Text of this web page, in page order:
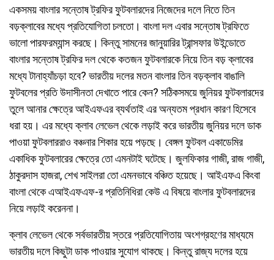
একসময় বাংলার সন্তোষ ট্রফির ফুটবলারদের নিজেদের দলে নিতে তিন
বড়ক্লাবের মধ্যে প্রতিযোগিতা চলতো। বাংলা দল এবার সন্তোষ ট্রফিতে
ভালো পারফরম্যান্স করছে। কিন্তু সামনের জানুয়ারির ট্রান্সফার উইন্ডোতে
বাংলার সন্তোষ ট্রফির দল থেকে কতজন ফুটবলারকে নিয়ে তিন বড় ক্লাবের
মধ্যে টানাহ্যাঁচড়া হবে? ভারতীয় দলের মতন বাংলার তিন বড়ক্লাব বাঙালি
ফুটবলের প্রতি উদাসীনতা দেখাতে পারে কেন? সঠিকসময়ে জুনিয়র ফুটবলারদের
তুলে আনার ক্ষেত্রে আইএফএর ব্যর্থতাই এর অন্যতম প্রধান কারণ হিসেবে
ধরা হয়। এর মধ্যে ক্লাব লেভেল থেকে লড়াই করে ভারতীয় জুনিয়র দলে ডাক
পাওয়া ফুটবলাররাও বঞ্চনার শিকার হয়ে পড়ছে। বেঙ্গল ফুটবল একাডেমির
একাধিক ফুটবলারের ক্ষেত্রে তো এমনটাই ঘটেছে। জুলফিকার গাজী, রাজ গাজী,
ঠাকুরদাস হাজরা, শেখ সাইলরা তো এমনভাবে বঞ্চিত হয়েছে। আইএফএ কিংবা
বাংলা থেকে এআইএফএফ-র প্রতিনিধিরা কেউ এ বিষয়ে বাংলার ফুটবলারদের
নিয়ে লড়াই করেননা।
ক্লাব লেভেল থেকে সর্বভারতীয় স্তরে প্রতিযোগিতায় অংশগ্রহণের মাধ্যমে
ভারতীয় দলে কিছুটা ডাক পাওয়ার সুযোগ থাকছে। কিন্তু রাজ্য দলের হয়ে